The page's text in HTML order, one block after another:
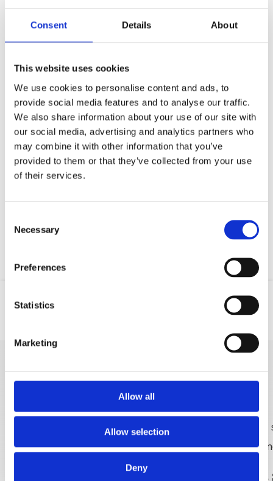
Consent Details About
This website uses cookies
We use cookies to personalise content and ads, to
provide social media features and to analyse our traffic.
We also share information about your use of our site with
our social media, advertising and analytics partners who
may combine it with other information that you’ve
provided to them or that they’ve collected from your use
of their services.
Selection
Necessary
Preferences
Statistics
Marketing
Allow all
Allow selection
Deny
Divemaster
Za izkušene potapljače, ki bi želeli postati
voditelji potapljanja. Prva profesionalna stopnja.
Trajanje urjenja je minimalno 3 tedne.
Razen potapljanja lahko uživate v najboljših
morskih aktivnostih kot so jadranje.
Find out
DISCOVER MORE
Jutranja rekreacija –
🚣